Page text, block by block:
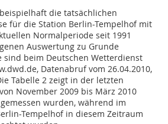
die tatsächlichen
für die Station Berlin-Tempelhof mit
Normalperiode seit 1991
Auswertung zu Grunde
sind beim Deutschen Wetterdienst
Datenabruf vom 26.04.2010,
Tabelle 2 zeigt in der letzten
November 2009 bis März 2010
wurden, während im
Tempelhof in diesem Zeitraum